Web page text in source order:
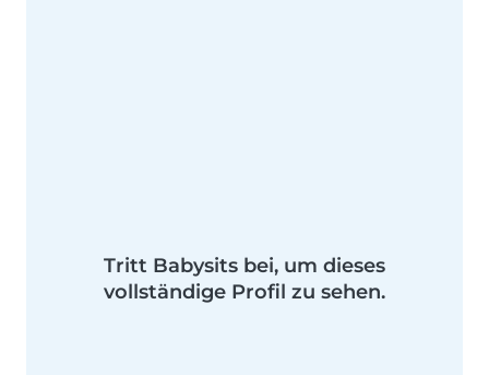
Tritt Babysits bei, um dieses
vollständige Profil zu sehen.